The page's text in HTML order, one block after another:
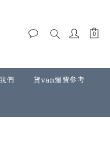
們 貨van運費參考